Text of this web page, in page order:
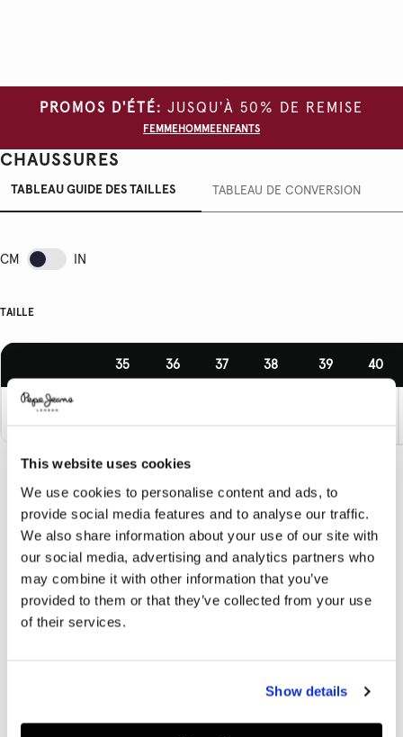
This website uses cookies
We use cookies to personalise content and ads, to
provide social media features and to analyse our traffic.
We also share information about your use of our site with
our social media, advertising and analytics partners who
may combine it with other information that you’ve
provided to them or that they’ve collected from your use
of their services.
Show details
PROMOS D'ÉTÉ: JUSQU'À 50% DE REMISE
FEMMEHOMMEENFANTS
CHAUSSURES
TABLEAU GUIDE DES TAILLES TABLEAU DE CONVERSION
CM IN
TAILLE
35 36 37 38 39 40
LONGUEUR
NEWSLETTER PEPE JEANS
10%!
E-mail*